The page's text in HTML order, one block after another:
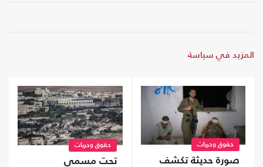
المزيد في سياسة
حقوق وحريات
صورة حديثة تكشف
حقوق وحريات
تحت مسمى